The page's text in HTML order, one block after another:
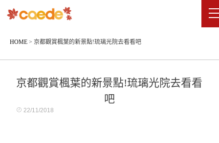
HOME > 京都觀賞楓葉的新景點!琉璃光院去看看吧
京都觀賞楓葉的新景點!琉璃光院去看看
吧
22/11/2018